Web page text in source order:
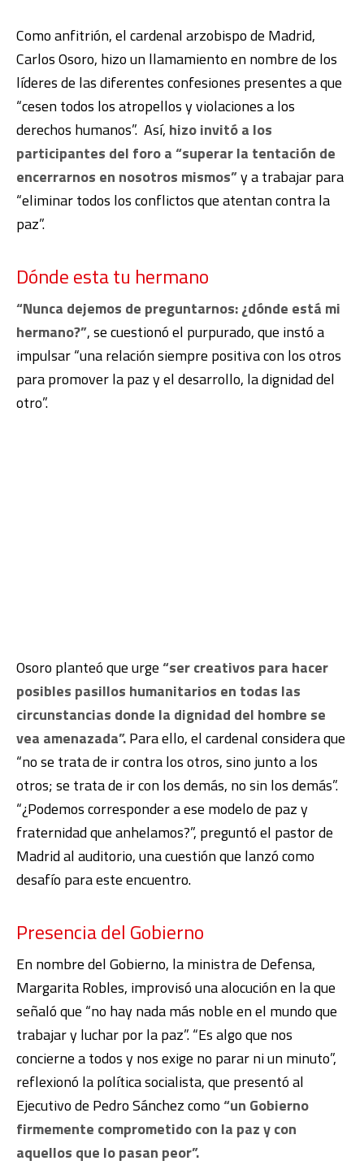
Como anfitrión, el cardenal arzobispo de Madrid,
Carlos Osoro, hizo un llamamiento en nombre de los
líderes de las diferentes confesiones presentes a que
“cesen todos los atropellos y violaciones a los
derechos humanos”. Así, hizo invitó a los
participantes del foro a “superar la tentación de
encerrarnos en nosotros mismos”y a trabajar para
“eliminar todos los conflictos que atentan contra la
paz”.
Dónde esta tu hermano
“Nunca dejemos de preguntarnos: ¿dónde está mi
hermano?”, se cuestionó el purpurado, que instó a
impulsar “una relación siempre positiva con los otros
para promover la paz y el desarrollo, la dignidad del
otro”.
Osoro planteó que urge“ser creativos para hacer
posibles pasillos humanitarios en todas las
circunstancias donde la dignidad del hombre se
vea amenazada”.Para ello, el cardenal considera que
“no se trata de ir contra los otros, sino junto a los
otros; se trata de ir con los demás, no sin los demás”.
“¿Podemos corresponder a ese modelo de paz y
fraternidad que anhelamos?”, preguntó el pastor de
Madrid al auditorio, una cuestión que lanzó como
desafío para este encuentro.
Presencia del Gobierno
En nombre del Gobierno, la ministra de Defensa,
Margarita Robles, improvisó una alocución en la que
señaló que “no hay nada más noble en el mundo que
trabajar y luchar por la paz”. “Es algo que nos
concierne a todos y nos exige no parar ni un minuto”,
reflexionó la política socialista, que presentó al
Ejecutivo de Pedro Sánchez como“un Gobierno
firmemente comprometido con la paz y con
aquellos que lo pasan peor”.